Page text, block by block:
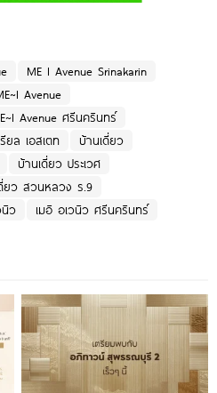
ME I Avenue Srinakarin
Avenue
Avenue ศรีนครินทร์
ยล เอสเตท
บ้านเดี่ยว
บ้านเดี่ยว ประเวศ
ยว สวนหลวง ร.9
นิว เมอิ อเวนิว ศรีนครินทร์